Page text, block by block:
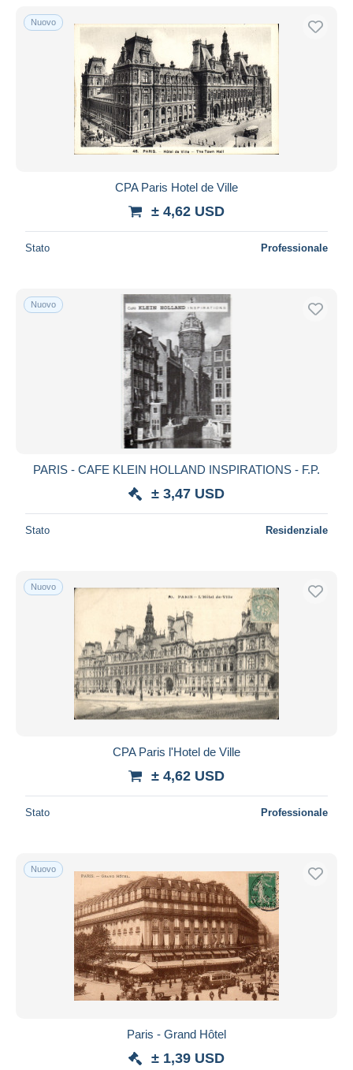
Solo sconto
Spedizione gratuita
Metodi di pagamento
PayPal
Bonifico bancario
Visa
Mastercard
Aggiorna
Nuovo
CPA Paris Hotel de Ville
± 4,62 USD
Stato Professionale
Nuovo
PARIS - CAFE KLEIN HOLLAND INSPIRATIONS - F.P.
± 3,47 USD
Stato Residenziale
Nuovo
CPA Paris l'Hotel de Ville
± 4,62 USD
Stato Professionale
Nuovo
Paris - Grand Hôtel
± 1,39 USD